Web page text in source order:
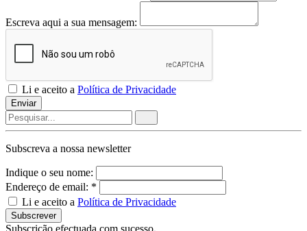
Escreva aqui a sua mensagem:
Li e aceito a Política de Privacidade
Enviar
Subscreva a nossa newsletter
Indique o seu nome:
Endereço de email: *
Li e aceito a Política de Privacidade
Subscrever
Subscrição efectuada com sucesso.